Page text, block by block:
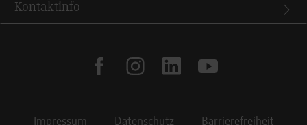
Kontaktinfo
facebookinstagramlinkedin youtube